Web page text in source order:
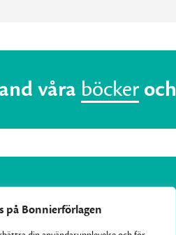
på Bonnierförlagen
våra böcker och